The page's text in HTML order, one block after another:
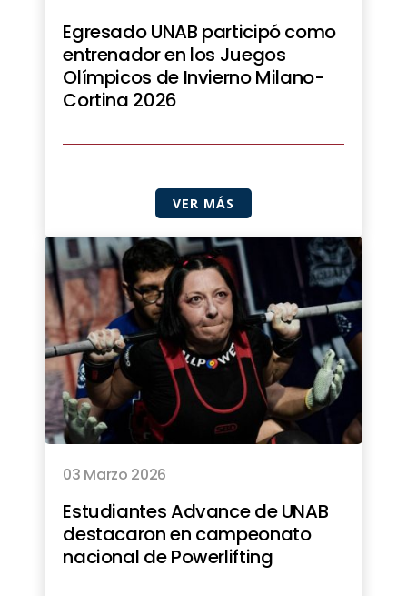
Egresado UNAB participó como
entrenador en los Juegos
Olímpicos de Invierno Milano-
Cortina 2026
VER MÁS
03 Marzo 2026
Estudiantes Advance de UNAB
destacaron en campeonato
nacional de Powerlifting